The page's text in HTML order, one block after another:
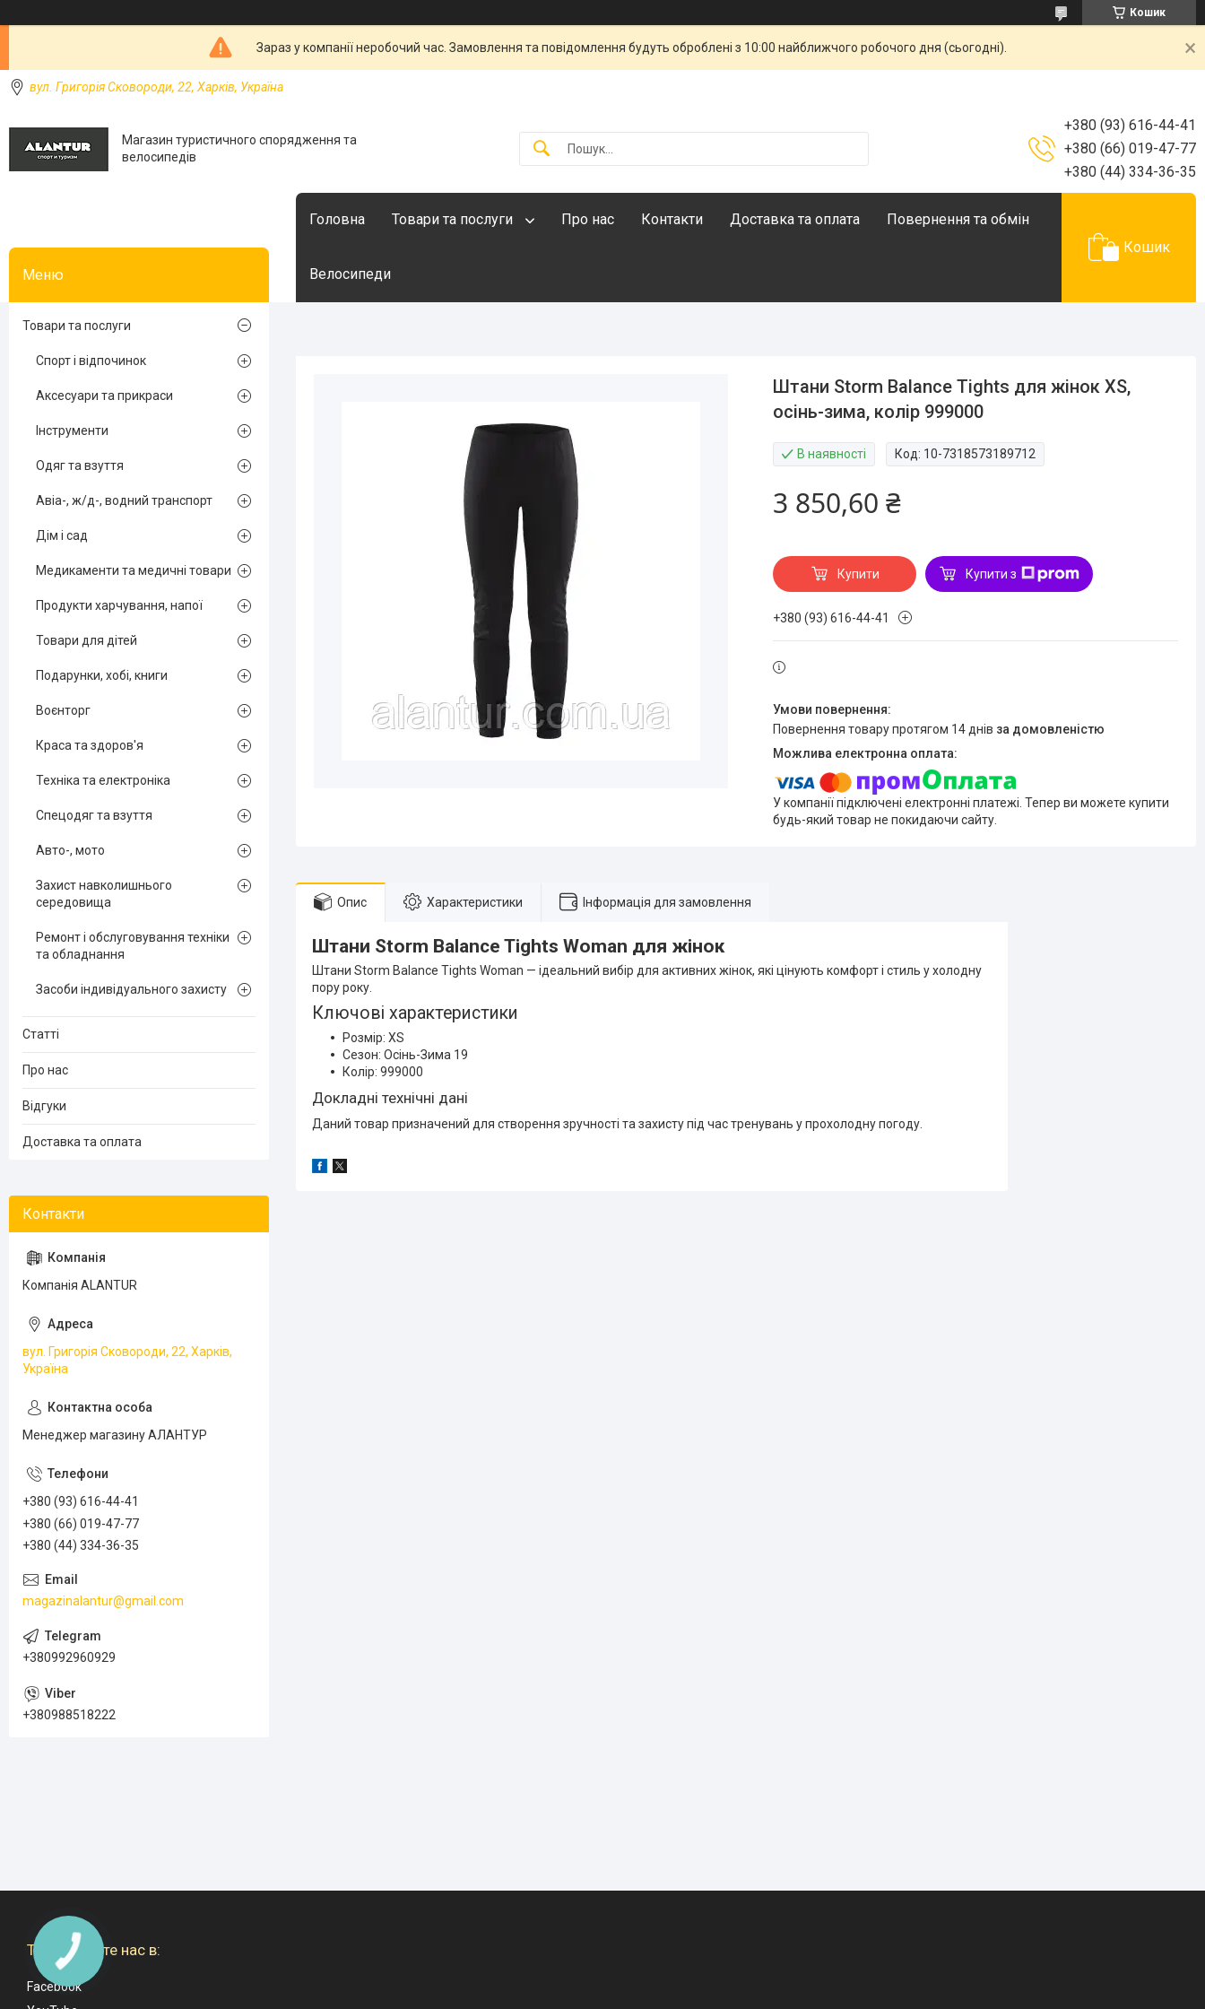
Кошик
Зараз у компанії неробочий час. Замовлення та повідомлення будуть оброблені з 10:00 найближчого робочого дня (сьогодні).
вул. Григорія Сковороди, 22, Харків, Україна
Магазин туристичного спорядження та
велосипедів
+380 (93) 616-44-41
+380 (66) 019-47-77
+380 (44) 334-36-35
Головна Товари та послуги Про нас Контакти Доставка та оплата Повернення та обмін
Велосипеди
Кошик
Штани Storm Balance Tights для жінок XS,
осінь-зима, колір 999000
В наявності Код: 10-7318573189712
3 850,60 ₴
Купити Купити з
+380 (93) 616-44-41
повернення товару протягом 14 днів за домовленістю
У компанії підключені електронні платежі. Тепер ви можете купити
будь-який товар не покидаючи сайту.
Опис Характеристики Інформація для замовлення
Штани Storm Balance Tights Woman для жінок
Штани Storm Balance Tights Woman — ідеальний вибір для активних жінок, які цінують комфорт і стиль у холодну
пору року.
Ключові характеристики
Розмір: XS
Сезон: Осінь-Зима 19
Колір: 999000
Докладні технічні дані
Даний товар призначений для створення зручності та захисту під час тренувань у прохолодну погоду.
Товари та послуги
Спорт і відпочинок
Аксесуари та прикраси
Інструменти
Одяг та взуття
Авіа-, ж/д-, водний транспорт
Дім і сад
Медикаменти та медичні товари
Продукти харчування, напої
Товари для дітей
Подарунки, хобі, книги
Воєнторг
Краса та здоров'я
Техніка та електроніка
Спецодяг та взуття
Авто-, мото
Захист навколишнього
середовища
Ремонт і обслуговування техніки
та обладнання
Засоби індивідуального захисту
Статті
Про нас
Відгуки
Доставка та оплата
Компанія ALANTUR
вул. Григорія Сковороди, 22, Харків,
Україна
Менеджер магазину АЛАНТУР
+380 (93) 616-44-41
+380 (66) 019-47-77
+380 (44) 334-36-35
magazinalantur@gmail.com
+380992960929
+380988518222
Также ищите нас в:
Facebook